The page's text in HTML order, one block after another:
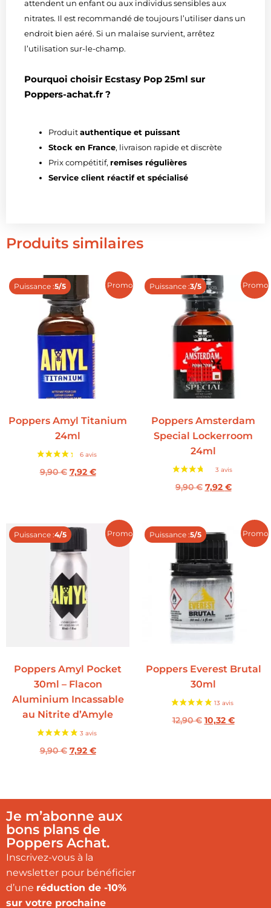
attendent un enfant ou aux individus sensibles aux
nitrates. Il est recommandé de toujours l’utiliser dans un
endroit bien aéré. Si un malaise survient, arrêtez
l’utilisation sur-le-champ.
Pourquoi choisir Ecstasy Pop 25ml sur
Poppers-achat.fr ?
Produitauthentique et puissant
Stock en France, livraison rapide et discrète
Prix compétitif, remises régulières
Service client réactif et spécialisé
Produits similaires
Promo !
Puissance :5/5
Poppers Amyl Titanium
24ml
9,90€ 7,92 €
Promo
Puissance :3/5
Poppers Amsterdam
Special Lockerroom
24ml
9,90€ 7,92 €
Promo !
Puissance :4/5
Poppers Amyl Pocket
30ml – Flacon
Aluminium Incassable
au Nitrite d’Amyle
9,90€ 7,92 €
Promo
Puissance :5/5
Poppers Everest Brutal
30ml
12,90€ 10,32 €
Je m’abonne aux
bons plans de
Poppers Achat.
Inscrivez-vous à la
newsletter pour bénéficier
d’une réduction de -10%
sur votre prochaine